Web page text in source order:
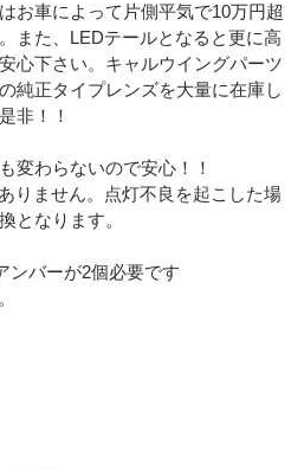
お車によって片側平気で10万円超
また、LEDテールとなると更に高
心下さい。キャルウイングパーツ
純正タイプレンズを大量に在庫し
非！！
変わらないので安心！！
りません。点灯不良を起こした場
となります。
ンバーが2個必要です